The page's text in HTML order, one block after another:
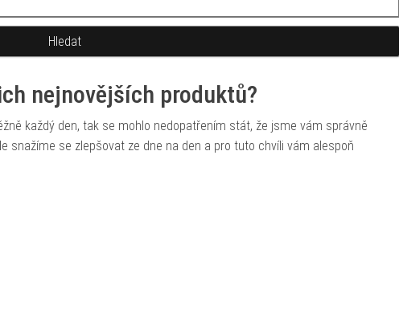
nejnovějších produktů?
každý den, tak se mohlo nedopatřením stát, že jsme vám správně
snažíme se zlepšovat ze dne na den a pro tuto chvíli vám alespoň